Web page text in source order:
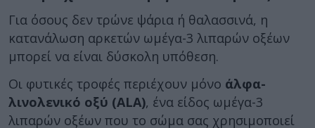
Για όσους δεν τρώνε ψάρια ή θαλασσινά, η
κατανάλωση αρκετών ωμέγα-3 λιπαρών οξέων
μπορεί να είναι δύσκολη υπόθεση.
Οι φυτικές τροφές περιέχουν μόνο άλφα-
λινολενικό οξύ (ALA), ένα είδος ωμέγα-3
λιπαρών οξέων που το σώμα σας χρησιμοποιεί